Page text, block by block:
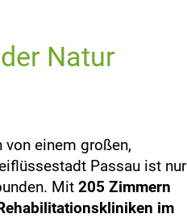
Natur
von einem großen,
Passau ist nur
Mit 205 Zimmern
im